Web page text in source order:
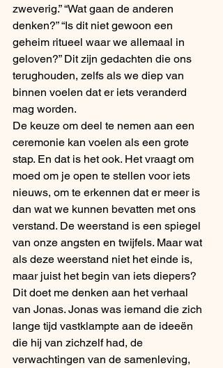
zweverig.” “Wat gaan de anderen
denken?” “Is dit niet gewoon een
geheim ritueel waar we allemaal in
geloven?” Dit zijn gedachten die ons
terughouden, zelfs als we diep van
binnen voelen dat er iets veranderd
mag worden.
De keuze om deel te nemen aan een
ceremonie kan voelen als een grote
stap. En dat is het ook. Het vraagt om
moed om je open te stellen voor iets
nieuws, om te erkennen dat er meer is
dan wat we kunnen bevatten met ons
verstand. De weerstand is een spiegel
van onze angsten en twijfels. Maar wat
als deze weerstand niet het einde is,
maar juist het begin van iets diepers?
Dit doet me denken aan het verhaal
van Jonas. Jonas was iemand die zich
lange tijd vastklampte aan de ideeën
die hij van zichzelf had, de
verwachtingen van de samenleving,